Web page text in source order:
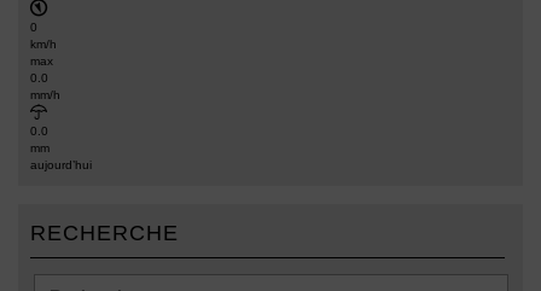
0
km/h
max
0.0
mm/h
0.0
mm
aujourd’hui
RECHERCHE